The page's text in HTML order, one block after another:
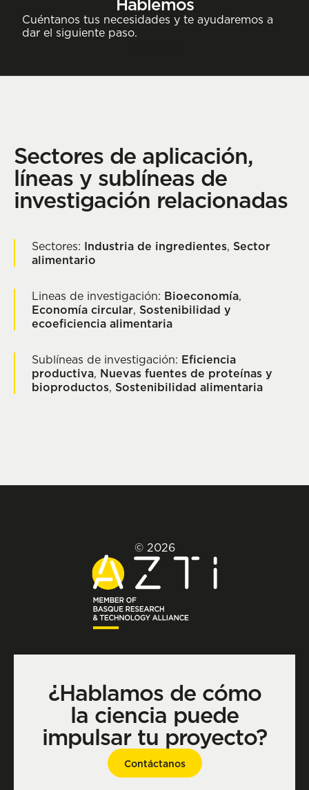
Hablemos
Cuéntanos tus necesidades y te ayudaremos a
dar el siguiente paso.
Sectores de aplicación,
líneas y sublíneas de
investigación relacionadas
Sectores: Industria de ingredientes, Sector
alimentario
Lineas de investigación: Bioeconomía,
Economía circular, Sostenibilidad y
ecoeficiencia alimentaria
Sublíneas de investigación: Eficiencia
productiva, Nuevas fuentes de proteínas y
bioproductos, Sostenibilidad alimentaria
© 2026
¿Hablamos de cómo
la ciencia puede
impulsar tu proyecto?
Contáctanos